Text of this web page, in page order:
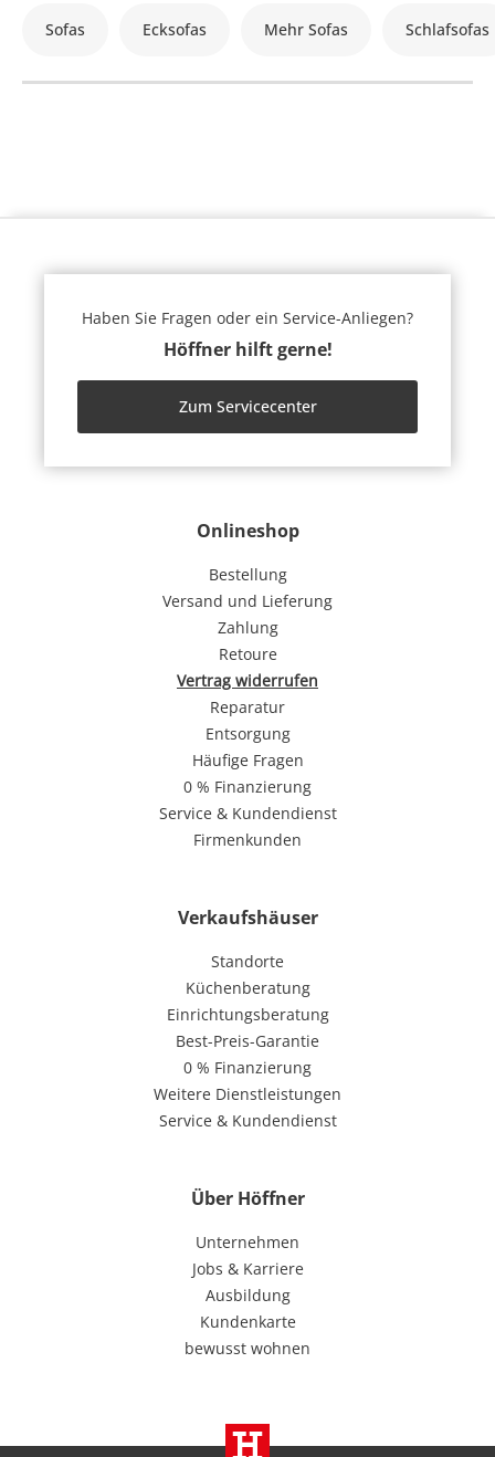
Sofas Ecksofas Mehr Sofas Schlafsofas
Onlineshop
Bestellung
Versand und Lieferung
Zahlung
Retoure
Vertrag widerrufen
Reparatur
Entsorgung
Häufige Fragen
0 % Finanzierung
Service & Kundendienst
Firmenkunden
Verkaufshäuser
Standorte
Küchenberatung
Einrichtungsberatung
Best-Preis-Garantie
0 % Finanzierung
Weitere Dienstleistungen
Service & Kundendienst
Über Höffner
Unternehmen
Jobs & Karriere
Ausbildung
Kundenkarte
bewusst wohnen
Haben Sie Fragen oder ein Service-Anliegen?
Höffner hilft gerne!
Zum Servicecenter